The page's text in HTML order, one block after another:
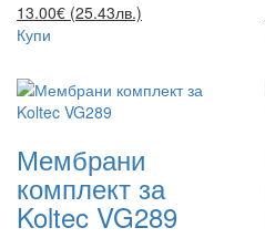
13.00€ (25.43лв.)
Купи
Мембрани
комплект за
Koltec VG289